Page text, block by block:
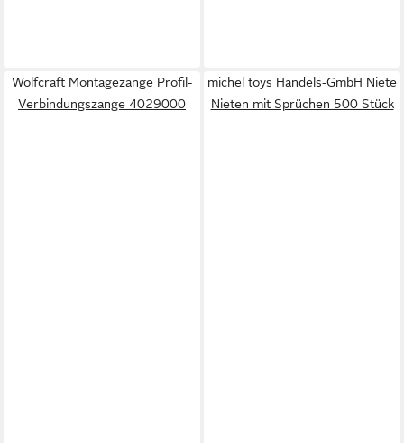
Wolfcraft Montagezange Profil-
Verbindungszange 4029000
michel toys Handels-GmbH Niete
Nieten mit Sprüchen 500 Stück